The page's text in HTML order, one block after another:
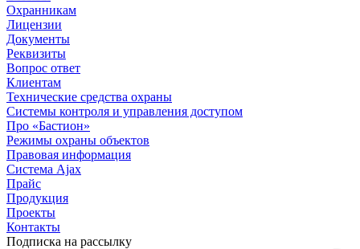
Охранникам
Лицензии
Документы
Реквизиты
Вопрос ответ
Клиентам
Технические средства охраны
Системы контроля и управления доступом
Про «Бастион»
Режимы охраны объектов
Правовая информация
Сиcтема Ajax
Прайс
Продукция
Проекты
Контакты
Подписка на рассылку